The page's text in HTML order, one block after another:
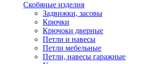
Скобяные изделия
Задвижки, засовы
Крючки
Крючоки дверные
Петли и навесы
Петли мебельные
Петли, навесы гаражные